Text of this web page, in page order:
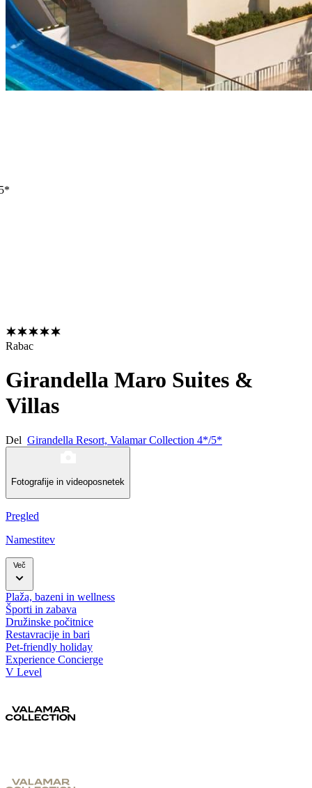
Rabac
Girandella Maro Suites &
Villas
Del Girandella Resort, Valamar Collection 4*/5*
Fotografije in videoposnetek
Pregled
Namestitev
Več
Plaža, bazeni in wellness
Športi in zabava
Družinske počitnice
Restavracije in bari
Pet-friendly holiday
Experience Concierge
V Level